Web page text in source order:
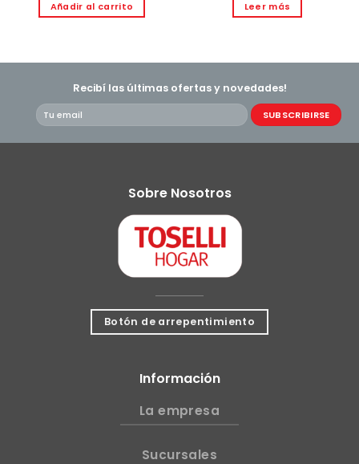
Añadir al carrito Leer más
Recibí las últimas ofertas y novedades!
Sobre Nosotros
Botón de arrepentimiento
Información
La empresa
Sucursales